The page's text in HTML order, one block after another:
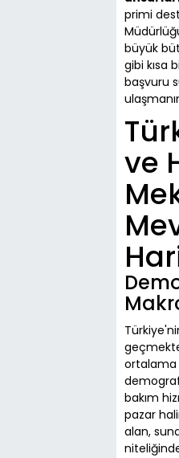
primi
büyük
gibi kısa
başvuru
ve
ortalama
bakım
pazar
alan,